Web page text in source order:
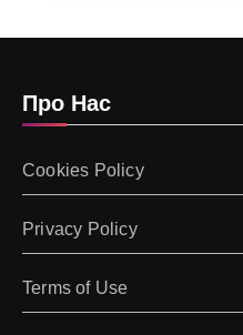
Про Нас
Cookies Policy
Privacy Policy
Terms of Use